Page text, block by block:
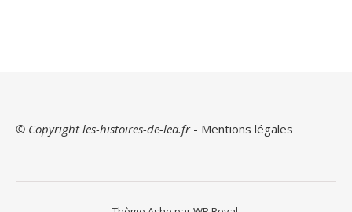
© Copyright les-histoires-de-lea.fr- Mentions légales